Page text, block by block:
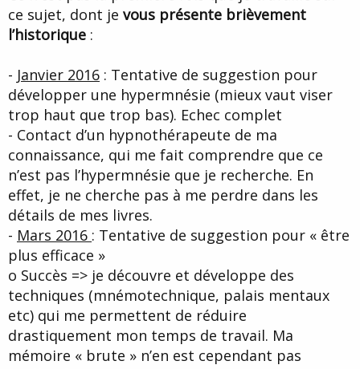
ce sujet, dont je vous présente brièvement
l’historique :
- Janvier 2016 : Tentative de suggestion pour
développer une hypermnésie (mieux vaut viser
trop haut que trop bas). Echec complet
- Contact d’un hypnothérapeute de ma
connaissance, qui me fait comprendre que ce
n’est pas l’hypermnésie que je recherche. En
effet, je ne cherche pas à me perdre dans les
détails de mes livres.
- Mars 2016 : Tentative de suggestion pour « être
plus efficace »
o Succès => je découvre et développe des
techniques (mnémotechnique, palais mentaux
etc) qui me permettent de réduire
drastiquement mon temps de travail. Ma
mémoire « brute » n’en est cependant pas